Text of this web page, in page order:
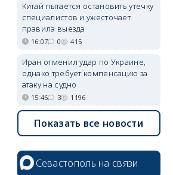
Китай пытается остановить утечку
специалистов и ужесточает
правила выезда
16:07 0 415
Иран отменил удар по Украине,
однако требует компенсацию за
атаку на судно
15:46 3 1196
Показать все новости
Севастополь на связи